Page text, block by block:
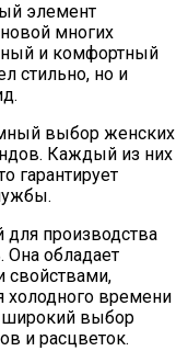
элемент
многих
и комфортный
стильно, но и
выбор женских
Каждый из них
гарантирует
производства
Она обладает
свойствами,
холодного времени
широкий выбор
и расцветок.